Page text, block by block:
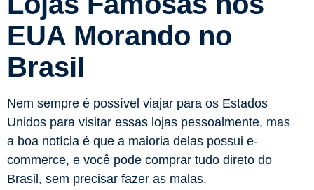
EUA Morando no
Brasil
Nem sempre é possível viajar para os Estados
Unidos para visitar essas lojas pessoalmente, mas
a boa notícia é que a maioria delas possui e-
commerce, e você pode comprar tudo direto do
Brasil, sem precisar fazer as malas.